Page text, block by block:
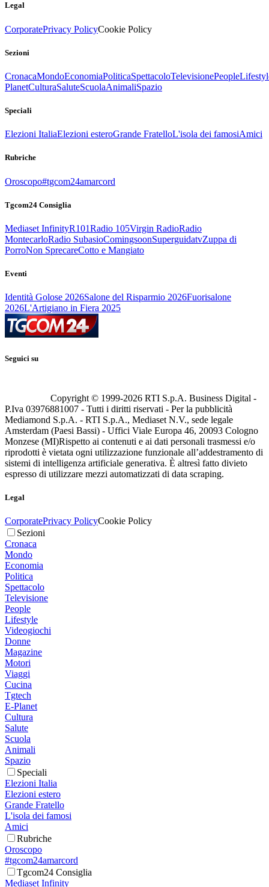
Legal
CorporatePrivacy PolicyCookie Policy
Sezioni
CronacaMondoEconomiaPoliticaSpettacoloTelevisionePeople
PlanetCulturaSaluteScuolaAnimaliSpazio
Speciali
Elezioni ItaliaElezioni esteroGrande FratelloL'isola dei famosiAmici
Rubriche
Oroscopo#tgcom24amarcord
Tgcom24 Consiglia
Mediaset InfinityR101Radio 105Virgin RadioRadio
MontecarloRadio SubasioComingsoonSuperguidatvZuppa di
PorroNon SprecareCotto e Mangiato
Eventi
Identità Golose 2026Salone del Risparmio 2026Fuorisalone
2026L'Artigiano in Fiera 2025
Seguici su
Copyright © 1999-2026 RTI S.p.A. Business Digital -
P.Iva 03976881007 - Tutti i diritti riservati - Per la pubblicità
Mediamond S.p.A. - RTI S.p.A., Mediaset N.V., sede legale
Amsterdam (Paesi Bassi) - Uffici Viale Europa 46, 20093 Cologno
Monzese (MI)Rispetto ai contenuti e ai dati personali trasmessi e/o
riprodotti è vietata ogni utilizzazione funzionale all’addestramento di
sistemi di intelligenza artificiale generativa. È altresì fatto divieto
espresso di utilizzare mezzi automatizzati di data scraping.
Legal
CorporatePrivacy PolicyCookie Policy
Sezioni
Cronaca
Mondo
Economia
Politica
Spettacolo
Televisione
People
Lifestyle
Videogiochi
Donne
Magazine
Motori
Viaggi
Cucina
Tgtech
E-Planet
Cultura
Salute
Scuola
Animali
Spazio
Speciali
Elezioni Italia
Elezioni estero
Grande Fratello
L'isola dei famosi
Amici
Rubriche
Oroscopo
#tgcom24amarcord
Tgcom24 Consiglia
Mediaset Infinity